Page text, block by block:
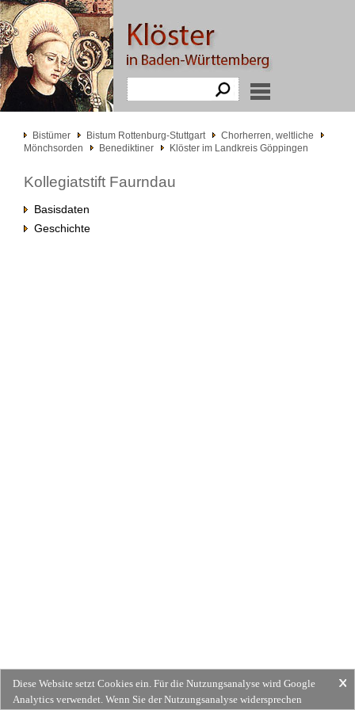
Bistümer Bistum Rottenburg-Stuttgart
Chorherren, weltliche
Mönchsorden
Benediktiner Klöster im Landkreis Göppingen
Kollegiatstift Faurndau
Basisdaten
Geschichte
Diese Website setzt Cookies ein. Für die Nutzungsanalyse wird Google
Analytics verwendet. Wenn Sie der Nutzungsanalyse widersprechen